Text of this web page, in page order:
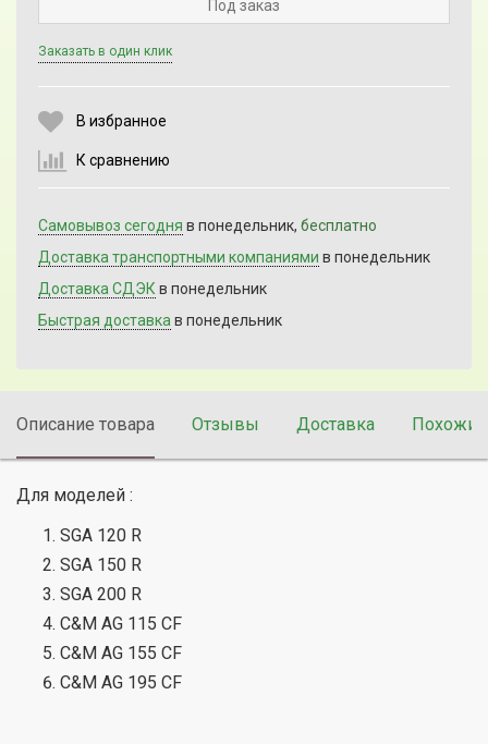
Под заказ
Заказать в один клик
В избранное
К сравнению
Самовывоз сегодня в понедельник, бесплатно
Доставка транспортными компаниями в понедельник
Доставка СДЭК в понедельник
Быстрая доставка в понедельник
Описание товара Отзывы Доставка
Для моделей :
SGA 120 R
SGA 150 R
SGA 200 R
C&M AG 115 CF
C&M AG 155 CF
C&M AG 195 CF